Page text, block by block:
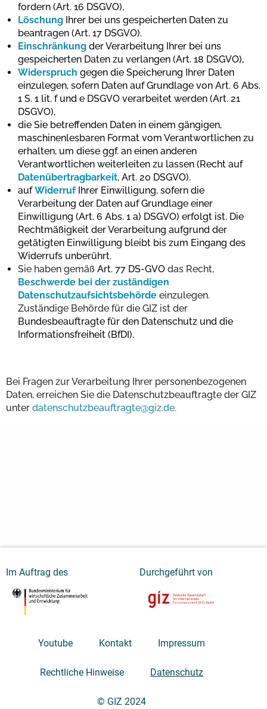
fordern (Art. 16 DSGVO),
Löschung Ihrer bei uns gespeicherten Daten zu
beantragen (Art. 17 DSGVO).
Einschränkung der Verarbeitung Ihrer bei uns
gespeicherten Daten zu verlangen (Art. 18 DSGVO),
Widerspruch gegen die Speicherung Ihrer Daten
einzulegen, sofern Daten auf Grundlage von Art. 6 Abs.
1 S. 1 lit. f und e DSGVO verarbeitet werden (Art. 21
DSGVO),
die Sie betreffenden Daten in einem gängigen,
maschinenlesbaren Format vom Verantwortlichen zu
erhalten, um diese ggf. an einen anderen
Verantwortlichen weiterleiten zu lassen (Recht auf
Datenübertragbarkeit, Art. 20 DSGVO).
aufWiderrufIhrer Einwilligung, sofern die
Verarbeitung der Daten auf Grundlage einer
Einwilligung (Art. 6 Abs. 1 a) DSGVO) erfolgt ist. Die
Rechtmäßigkeit der Verarbeitung aufgrund der
getätigten Einwilligung bleibt bis zum Eingang des
Widerrufs unberührt.
Sie haben gemäß Art. 77 DS-GVO das Recht,
Beschwerde bei der zuständigen
Datenschutzaufsichtsbehörde einzulegen.
Zuständige Behörde für die GIZ ist der
Bundesbeauftragte für den Datenschutz und die
Informationsfreiheit (BfDI).
Bei Fragen zur Verarbeitung Ihrer personenbezogenen
Daten, erreichen Sie die Datenschutzbeauftragte der GIZ
unter datenschutzbeauftragte@giz.de.
Im Auftrag des Durchgeführt von
Youtube Kontakt Impressum
Rechtliche Hinweise Datenschutz
© GIZ 2024